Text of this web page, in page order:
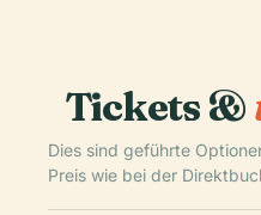
Tickets &
Dies sind geführte
Preis wie bei der